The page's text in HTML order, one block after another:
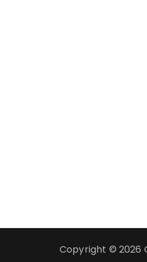
Copyright © 2026